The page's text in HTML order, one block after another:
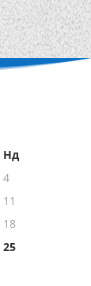
Нд
4
11
18
25